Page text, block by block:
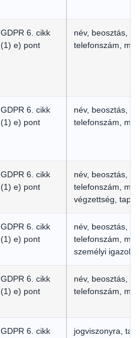
GDPR 6. cikk
(1) e) pont
név, beosztás,
telefonszám,
GDPR 6. cikk
(1) e) pont
név, beosztás,
telefonszám,
GDPR 6. cikk
(1) e) pont
név, beosztás,
telefonszám,
végzettség,
GDPR 6. cikk
(1) e) pont
név, beosztás,
telefonszám,
személyi
GDPR 6. cikk
(1) e) pont
név, beosztás,
telefonszám,
GDPR 6. cikk
jogviszonyra,